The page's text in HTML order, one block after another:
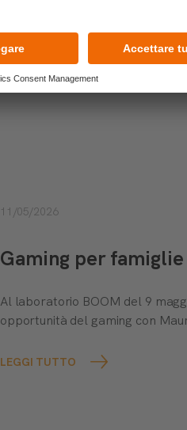
11/05/2026
Gaming per famiglie
Al laboratorio BOOM del 9
opportunità del gaming con
LEGGI TUTTO